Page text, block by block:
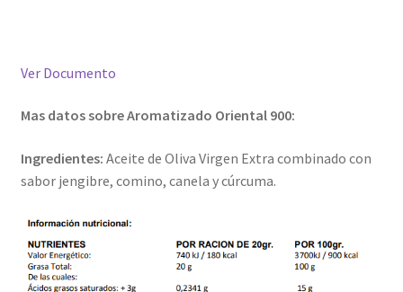
Ver Documento
Mas datos sobre Aromatizado Oriental 900:
Ingredientes: Aceite de Oliva Virgen Extra combinado con
sabor jengibre, comino, canela y cúrcuma.